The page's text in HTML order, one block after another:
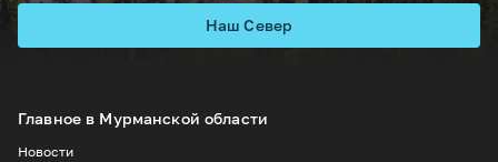
Наш Север
Главное в Мурманской области
Новости